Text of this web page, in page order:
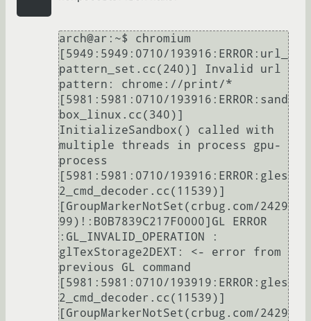
arch@ar:~$ chromium
[5949:5949:0710/193916:ERROR:url_
pattern_set.cc(240)] Invalid url
pattern: chrome://print/*
[5981:5981:0710/193916:ERROR:sand
box_linux.cc(340)]
InitializeSandbox() called with
multiple threads in process gpu-
process
[5981:5981:0710/193916:ERROR:gles
2_cmd_decoder.cc(11539)]
[GroupMarkerNotSet(crbug.com/2429
99)!:B0B7839C217F0000]GL ERROR
:GL_INVALID_OPERATION :
glTexStorage2DEXT: <- error from
previous GL command
[5981:5981:0710/193919:ERROR:gles
2_cmd_decoder.cc(11539)]
[GroupMarkerNotSet(crbug.com/2429